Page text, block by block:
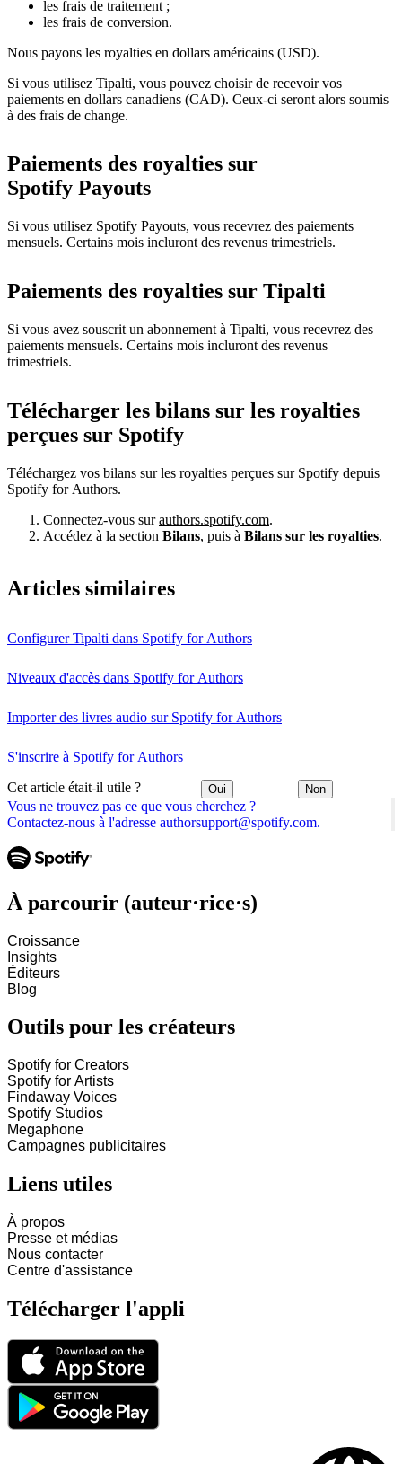
Vous ne trouvez pas ce que vous cherchez ?
Contactez-nous à l'adresse authorsupport@spotify.com.
les frais de traitement ;
les frais de conversion.
Nous payons les royalties en dollars américains (USD).
Si vous utilisez Tipalti, vous pouvez choisir de recevoir vos
paiements en dollars canadiens (CAD). Ceux-ci seront alors soumis
à des frais de change.
Paiements des royalties sur
Spotify Payouts
Si vous utilisez Spotify Payouts, vous recevrez des paiements
mensuels. Certains mois incluront des revenus trimestriels.
Paiements des royalties sur Tipalti
Si vous avez souscrit un abonnement à Tipalti, vous recevrez des
paiements mensuels. Certains mois incluront des revenus
trimestriels.
Télécharger les bilans sur les royalties
perçues sur Spotify
Téléchargez vos bilans sur les royalties perçues sur Spotify depuis
Spotify for Authors.
Connectez-vous surauthors.spotify.com.
Accédez à la section Bilans, puis à Bilans sur les royalties.
Articles similaires
Configurer Tipalti dans Spotify for Authors
Niveaux d'accès dans Spotify for Authors
Importer des livres audio sur Spotify for Authors
S'inscrire à Spotify for Authors
Cet article était-il utile ? Oui Non
À parcourir (auteur·rice·s)
Croissance
Insights
Éditeurs
Blog
Outils pour les créateurs
Spotify for Creators
Spotify for Artists
Findaway Voices
Spotify Studios
Megaphone
Campagnes publicitaires
Liens utiles
À propos
Presse et médias
Nous contacter
Centre d'assistance
Télécharger l'appli